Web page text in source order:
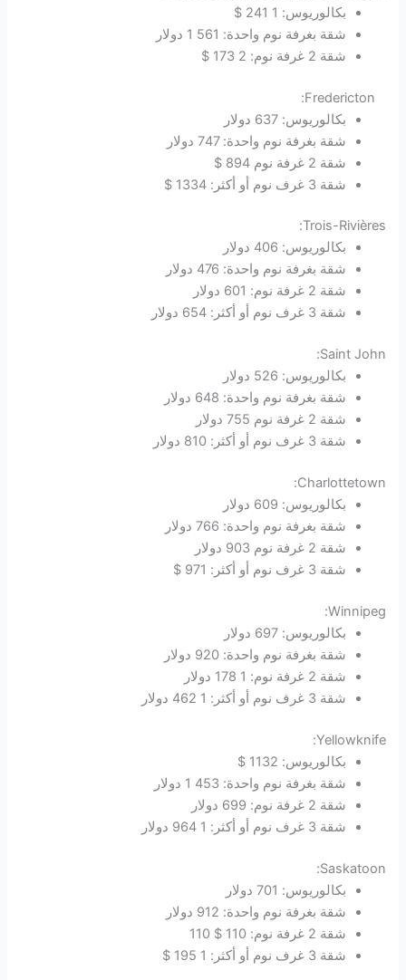
بكالوريوس: 1 241 $
شقة بغرفة نوم واحدة: 561 1 دولار
شقة 2 غرفة نوم: 2 173 $
بكالوريوس: 637 دولار
شقة بغرفة نوم واحدة: 747 دولار
شقة 2 غرفة نوم 894 $
شقة 3 غرف نوم أو أكثر: 1334 $
Trois-Rivières:
بكالوريوس: 406 دولار
شقة بغرفة نوم واحدة: 476 دولار
شقة 2 غرفة نوم: 601 دولار
شقة 3 غرف نوم أو أكثر: 654 دولار
Saint John:
بكالوريوس: 526 دولار
شقة بغرفة نوم واحدة: 648 دولار
شقة 2 غرفة نوم 755 دولار
شقة 3 غرف نوم أو أكثر: 810 دولار
Charlottetown:
بكالوريوس: 609 دولار
شقة بغرفة نوم واحدة: 766 دولار
شقة 2 غرفة نوم 903 دولار
شقة 3 غرف نوم أو أكثر: 971 $
Winnipeg:
بكالوريوس: 697 دولار
شقة بغرفة نوم واحدة: 920 دولار
شقة 2 غرفة نوم: 1 178 دولار
شقة 3 غرف نوم أو أكثر: 1 462 دولار
Yellowknife:
بكالوريوس: 1132 $
شقة بغرفة نوم واحدة: 453 1 دولار
شقة 2 غرفة نوم: 699 دولار
شقة 3 غرف نوم أو أكثر: 1 964 دولار
Saskatoon:
بكالوريوس: 701 دولار
شقة بغرفة نوم واحدة: 912 دولار
شقة 2 غرفة نوم: 110 $ 110
شقة 3 غرف نوم أو أكثر: 1 195 $